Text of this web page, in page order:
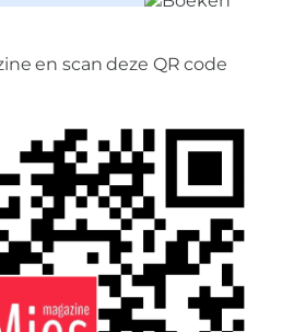
en scan deze QR code